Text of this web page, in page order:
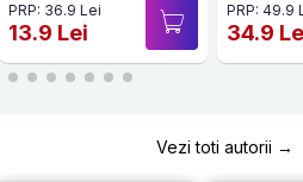
PRP: 36.9 Lei
13.9 Lei
PRP: 49.9
34.9
Vezi toti autorii →